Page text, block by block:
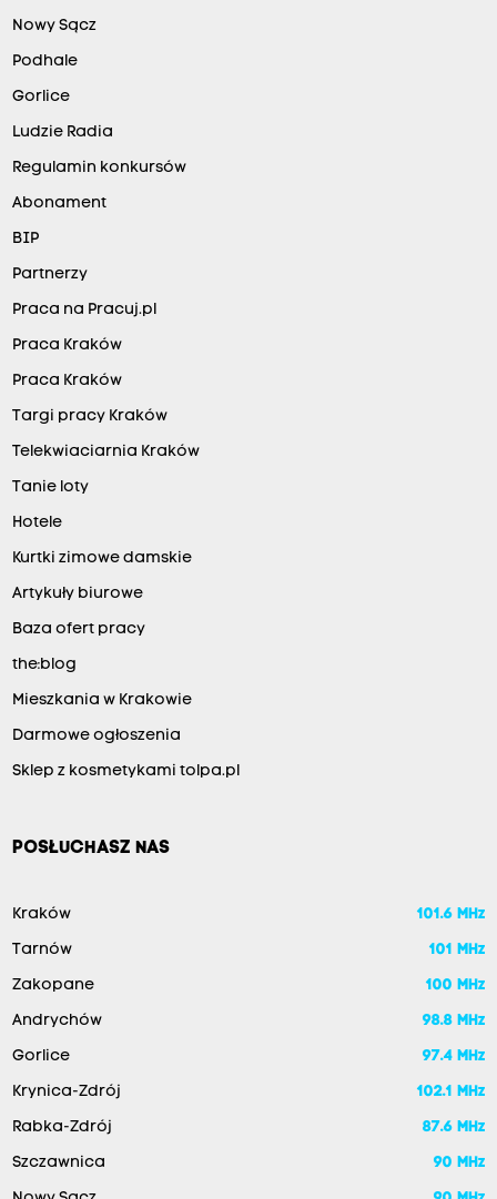
Nowy Sącz
Podhale
Gorlice
Ludzie Radia
Regulamin konkursów
Abonament
BIP
Partnerzy
Praca na Pracuj.pl
Praca Kraków
Praca Kraków
Targi pracy Kraków
Telekwiaciarnia Kraków
Tanie loty
Hotele
Kurtki zimowe damskie
Artykuły biurowe
Baza ofert pracy
the:blog
Mieszkania w Krakowie
Darmowe ogłoszenia
Sklep z kosmetykami tolpa.pl
POSŁUCHASZ NAS
Kraków 101.6 MHz
Tarnów 101 MHz
Zakopane 100 MHz
Andrychów 98.8 MHz
Gorlice 97.4 MHz
Krynica-Zdrój 102.1 MHz
Rabka-Zdrój 87.6 MHz
Szczawnica 90 MHz